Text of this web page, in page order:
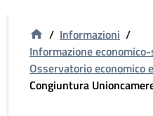
/ Informazioni /
Informazione
Osservatorio economico
Congiuntura